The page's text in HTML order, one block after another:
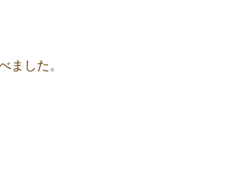
ました。